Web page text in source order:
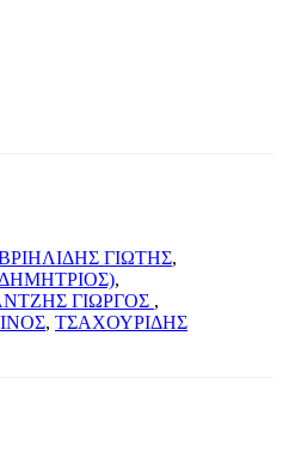
ΓΙΩΤΗΣ,
,
ΓΙΩΡΓΟΣ ,
, ΤΣΑΧΟΥΡΙΔΗΣ